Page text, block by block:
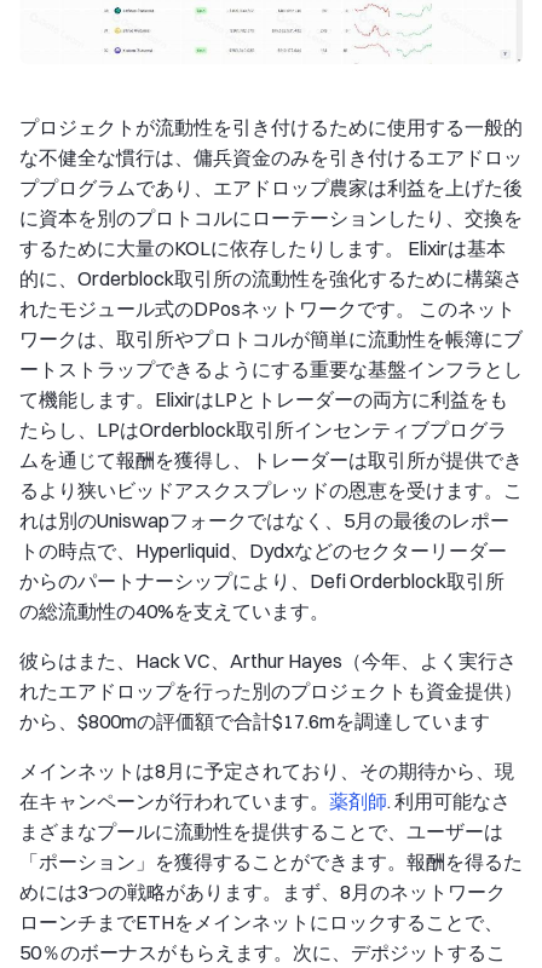
プロジェクトが流動性を引き付けるために使用する一般的
な不健全な慣行は、傭兵資金のみを引き付けるエアドロッ
ププログラムであり、エアドロップ農家は利益を上げた後
に資本を別のプロトコルにローテーションしたり、交換を
するために大量のKOLに依存したりします。 Elixirは基本
的に、Orderblock取引所の流動性を強化するために構築さ
れたモジュール式のDPosネットワークです。 このネット
ワークは、取引所やプロトコルが簡単に流動性を帳簿にブ
ートストラップできるようにする重要な基盤インフラとし
て機能します。ElixirはLPとトレーダーの両方に利益をも
たらし、LPはOrderblock取引所インセンティブプログラ
ムを通じて報酬を獲得し、トレーダーは取引所が提供でき
るより狭いビッドアスクスプレッドの恩恵を受けます。こ
れは別のUniswapフォークではなく、5月の最後のレポー
トの時点で、Hyperliquid、Dydxなどのセクターリーダー
からのパートナーシップにより、Defi Orderblock取引所
の総流動性の40%を支えています。
彼らはまた、Hack VC、Arthur Hayes（今年、よく実行さ
れたエアドロップを行った別のプロジェクトも資金提供）
から、$800mの評価額で合計$17.6mを調達しています
メインネットは8月に予定されており、その期待から、現
在キャンペーンが行われています。 薬剤師. 利用可能なさ
まざまなプールに流動性を提供することで、ユーザーは
「ポーション」を獲得することができます。報酬を得るた
めには3つの戦略があります。まず、8月のネットワーク
ローンチまでETHをメインネットにロックすることで、
50％のボーナスがもらえます。次に、デポジットするこ